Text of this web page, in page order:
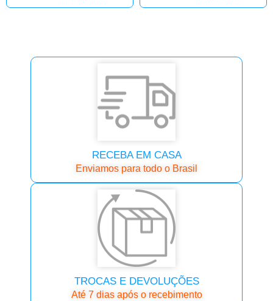
RECEBA EM CASA
Enviamos para todo o Brasil
TROCAS E DEVOLUÇÕES
Até 7 dias após o recebimento